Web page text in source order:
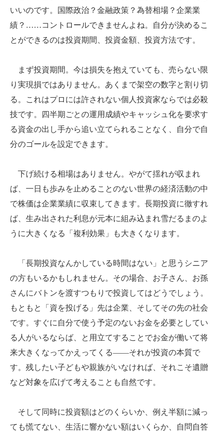
いいのです。国際政治？金融政策？為替相場？企業業
績？……コントロールできませんよね。自分が決めるこ
とができるのは投資期間、投資金額、投資方法です。
まず投資期間。今は損失を抱えていても、売らない限
り実現損ではありません。あくまで架空の数字と割り切
る。これはプロには許されない個人投資家ならでは必殺
技です。四半期ごとの運用成績やキャッシュ化を要求す
る資金の出し手から追い立てられることなく、自分で自
分のゴールを設定できます。
下げ続ける相場はありません。やがて揺れが収まれ
ば、一日も歩みを止めることのない世界の経済活動の中
で株価は企業業績に収束してきます。長期投資に徹すれ
ば、生み出された利息が元本に組み込まれ雪だるまのよ
うに大きくなる「複利効果」も大きくなります。
「長期投資なんかしている時間はない」と思うシニア
の方もいるかもしれません。その場合、お子さん、お孫
さんにバトンを渡すつもりで投資してはどうでしょう。
もともと「資を投げる」先は企業、そしてその先の社会
です。すぐに自分で使う予定のないお金を必要としてい
る人がいるならば、と用立てすることでお金が働いて将
来大きくなってかえってくる――それが投資の本質で
す。残したい子どもや親族がいなければ、それこそ遺贈
など対象を広げて考えることも自然です。
そして同時に投資額はどのくらいか、例え半額に減っ
ても慌てない、生活に響かない額はいくらか、自問自答